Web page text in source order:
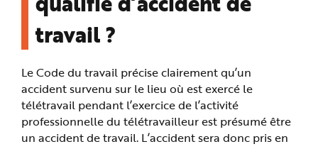
travail ?
Le Code du travail précise clairement qu’un
accident survenu sur le lieu où est exercé le
télétravail pendant l’exercice de l’activité
professionnelle du télétravailleur est présumé être
un accident de travail. L’accident sera donc pris en